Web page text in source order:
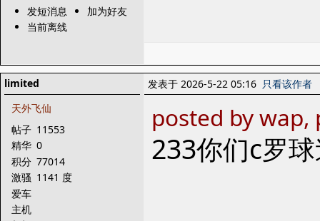
发短消息
加为好友
当前离线
limited
天外飞仙
帖子 11553
精华 0
积分 77014
激骚 1141 度
爱车
主机
发表于 2026-5-22 05:16 只看该作者
posted by
233你们c罗